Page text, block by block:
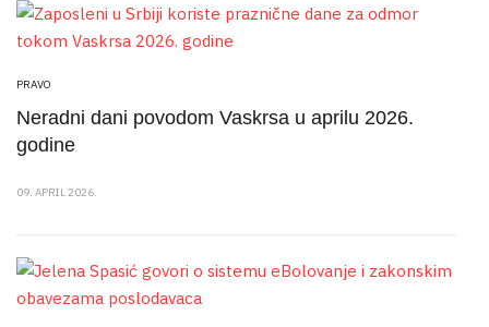
PRAVO
Neradni dani povodom Vaskrsa u aprilu 2026.
godine
09. APRIL 2026.